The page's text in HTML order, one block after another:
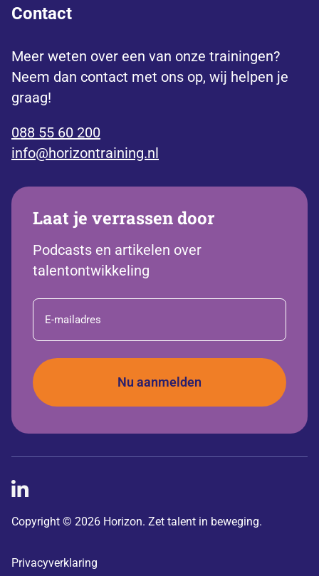
Contact
Meer weten over een van onze trainingen?
Neem dan contact met ons op, wij helpen je
graag!
088 55 60 200
info@horizontraining.nl
Laat je verrassen door
Podcasts en artikelen over
talentontwikkeling
E-
mailadres
Copyright © 2026 Horizon. Zet talent in beweging.
Privacyverklaring